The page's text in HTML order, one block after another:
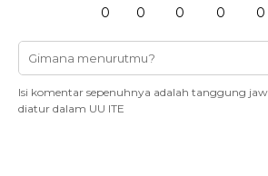
0 0 0 0 0
Isi komentar sepenuhnya adalah tanggung
diatur dalam UU ITE